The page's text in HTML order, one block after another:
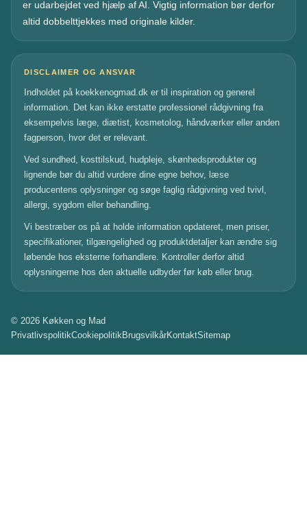
er udarbejdet ved hjælp af AI. Vigtig information bør derfor
altid dobbelttjekkes med originale kilder.
DISCLAIMER OG ANSVAR
Indholdet på koekkenogmad.dk er til inspiration og generel
information. Det kan ikke erstatte professionel rådgivning fra
eksempelvis læge, diætist, kosmetolog, håndværker eller anden
fagperson, hvor det er relevant.
Ved sundhed, kosttilskud, hudpleje, skønhedsprodukter og
lignende bør du altid vurdere dine egne behov, læse
producentens oplysninger og søge faglig rådgivning ved tvivl,
allergi, sygdom eller behandling.
Vi bestræber os på at holde information opdateret, men priser,
specifikationer, tilgængelighed og produktdetaljer kan ændre sig
løbende hos eksterne forhandlere. Kontroller derfor altid
oplysningerne hos den aktuelle udbyder før køb eller brug.
© 2026 Køkken og Mad
PrivatlivspolitikCookiepolitikBrugsvilkårKontaktSitemap